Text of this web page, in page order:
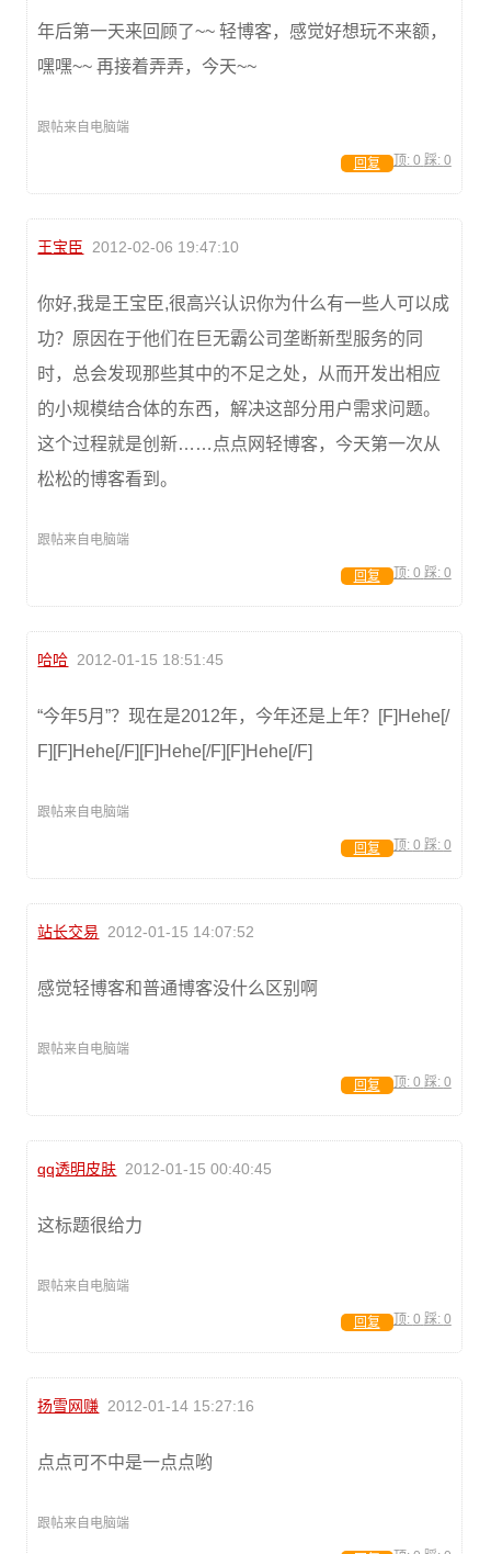
年后第一天来回顾了~~ 轻博客，感觉好想玩不来额，
嘿嘿~~ 再接着弄弄，今天~~
跟帖来自电脑端
顶: 0 踩: 0
回复
王宝臣 2012-02-06 19:47:10
你好,我是王宝臣,很高兴认识你为什么有一些人可以成
功？原因在于他们在巨无霸公司垄断新型服务的同
时，总会发现那些其中的不足之处，从而开发出相应
的小规模结合体的东西，解决这部分用户需求问题。
这个过程就是创新……点点网轻博客，今天第一次从
松松的博客看到。
跟帖来自电脑端
顶: 0 踩: 0
回复
哈哈 2012-01-15 18:51:45
“今年5月”？现在是2012年，今年还是上年？[F]Hehe[/
F][F]Hehe[/F][F]Hehe[/F][F]Hehe[/F]
跟帖来自电脑端
顶: 0 踩: 0
回复
站长交易 2012-01-15 14:07:52
感觉轻博客和普通博客没什么区别啊
跟帖来自电脑端
顶: 0 踩: 0
回复
qq透明皮肤 2012-01-15 00:40:45
这标题很给力
跟帖来自电脑端
顶: 0 踩: 0
回复
扬雪网赚 2012-01-14 15:27:16
点点可不中是一点点哟
跟帖来自电脑端